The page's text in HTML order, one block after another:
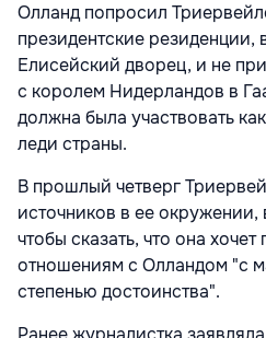
Олланд попросил
президентские резиденции,
Елисейский дворец, и не
с королем Нидерландов в
должна была участвовать
леди страны.
В прошлый четверг
источников в ее окружении,
чтобы сказать, что она
отношениям с Олландом "с
степенью достоинства".